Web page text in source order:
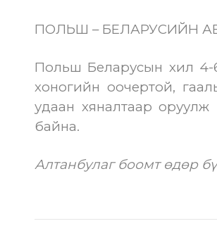
ПОЛЬШ – БЕЛАРУСИЙН
Польш Беларусын хил 4-
хоногийн оочертой,
удаан хяналтаар
байна.
Алтанбулаг боомт өдөр